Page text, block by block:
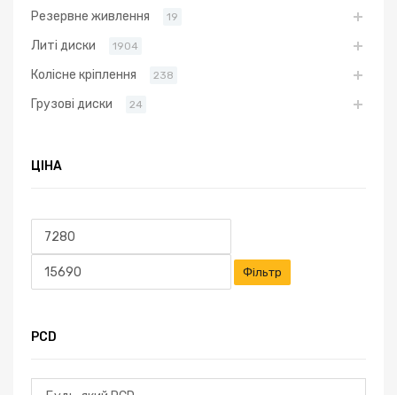
Резервне живлення 19
Литі диски 1904
Колісне кріплення 238
Грузові диски 24
ЦІНА
Мінімальна
Фільтр
PCD